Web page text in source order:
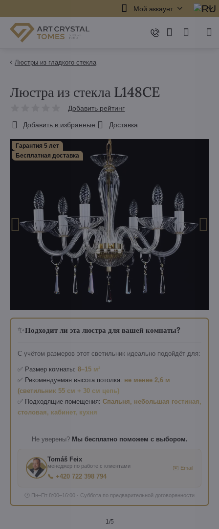
Мой аккаунт
Люстры из гладкого стекла
Гарантия 5 лет
Бесплатная доставка
✨Подходит ли эта люстра для вашей комнаты?
С учётом размеров этот светильник идеально подойдёт для:
✅ Размер комнаты: 8–15 м²
✅ Рекомендуемая высота потолка: не менее 2,6 м
(светильник 55 см + 30 см цепь)
✅ Подходящие помещения: Спальня, небольшая гостиная,
столовая, кабинет, кухня
Не уверены? Мы бесплатно поможем с выбором.
Tomáš Feix
менеджер по работе с клиентами
📞 +420 722 398 794
✉️ Email
🕐 Пн–Пт 8:00–16:00 · Суббота по предварительной договоренности
1 /5
Люстра из стекла L148CE
Добавить рейтинг
Добавить в избранные Доставка